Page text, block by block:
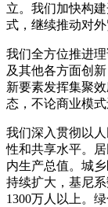
立。我们加快构
式，继续推动对
我们全方位推进
及其他各方面创
新要素发挥集聚
态，不论商业模
我们深入贯彻以
性和共享水平。
内生产总值。城
持续扩大，基尼
1300万人以上。